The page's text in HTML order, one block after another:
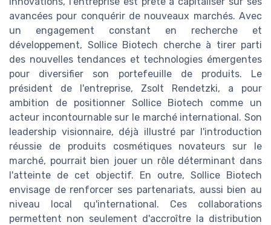
avancées pour conquérir de nouveaux marchés. Avec
un engagement constant en recherche et
développement, Sollice Biotech cherche à tirer parti
des nouvelles tendances et technologies émergentes
pour diversifier son portefeuille de produits. Le
président de l'entreprise, Zsolt Rendetzki, a pour
ambition de positionner Sollice Biotech comme un
acteur incontournable sur le marché international. Son
leadership visionnaire, déjà illustré par l'introduction
réussie de produits cosmétiques novateurs sur le
marché, pourrait bien jouer un rôle déterminant dans
l'atteinte de cet objectif. En outre, Sollice Biotech
envisage de renforcer ses partenariats, aussi bien au
niveau local qu'international. Ces collaborations
permettent non seulement d'accroître la distribution